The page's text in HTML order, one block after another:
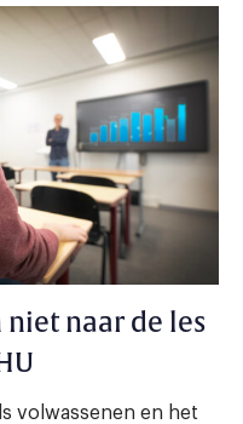
naar de les
volwassenen en het